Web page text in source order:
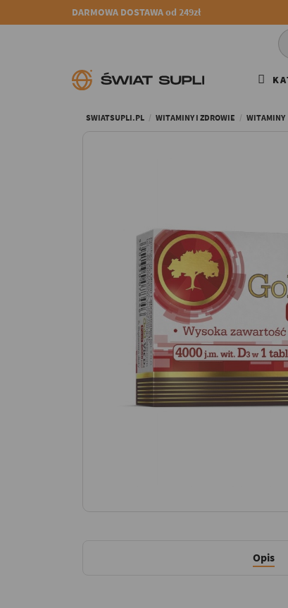
DARMOWA DOSTAWA od 249zł
SWIATSUPLI.PL WITAMINY I ZDROWIE WITAMINY
Opis